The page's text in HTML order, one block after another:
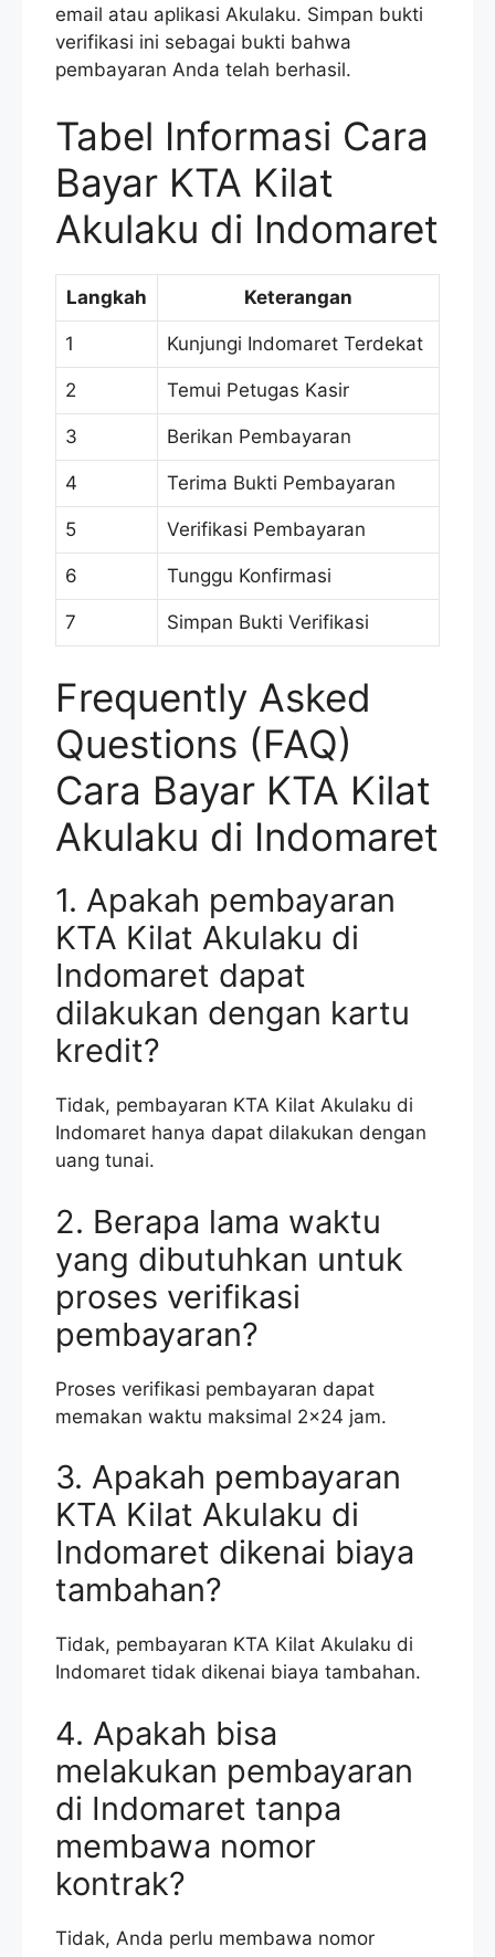
email atau aplikasi Akulaku. Simpan bukti
verifikasi ini sebagai bukti bahwa
pembayaran Anda telah berhasil.
Tabel Informasi Cara
Bayar KTA Kilat
Akulaku di Indomaret
Langkah Keterangan
1 Kunjungi Indomaret Terdekat
2 Temui Petugas Kasir
3 Berikan Pembayaran
4 Terima Bukti Pembayaran
5 Verifikasi Pembayaran
6 Tunggu Konfirmasi
7 Simpan Bukti Verifikasi
Frequently Asked
Questions (FAQ)
Cara Bayar KTA Kilat
Akulaku di Indomaret
1. Apakah pembayaran
KTA Kilat Akulaku di
Indomaret dapat
dilakukan dengan kartu
kredit?
Tidak, pembayaran KTA Kilat Akulaku di
Indomaret hanya dapat dilakukan dengan
uang tunai.
2. Berapa lama waktu
yang dibutuhkan untuk
proses verifikasi
pembayaran?
Proses verifikasi pembayaran dapat
memakan waktu maksimal 2×24 jam.
3. Apakah pembayaran
KTA Kilat Akulaku di
Indomaret dikenai biaya
tambahan?
Tidak, pembayaran KTA Kilat Akulaku di
Indomaret tidak dikenai biaya tambahan.
4. Apakah bisa
melakukan pembayaran
di Indomaret tanpa
membawa nomor
kontrak?
Tidak, Anda perlu membawa nomor